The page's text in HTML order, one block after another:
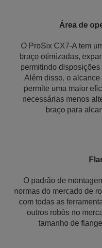
Área de
O ProSix CX7-A tem
braço otimizadas,
permitindo
Além disso, o
permite uma maior
necessárias menos
braço para
O padrão de
normas do mercado de
com todas as
outros robôs no
tamanho de